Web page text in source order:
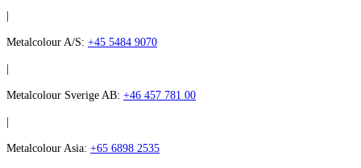
|
Metalcolour A/S: +45 5484 9070
|
Metalcolour Sverige AB: +46 457 781 00
|
Metalcolour Asia: +65 6898 2535